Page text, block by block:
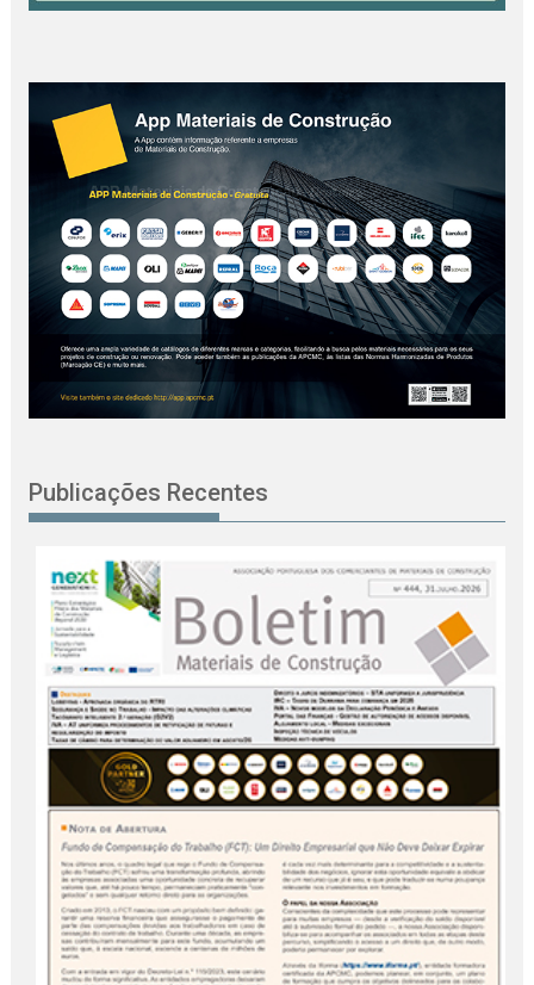
Publicações Recentes